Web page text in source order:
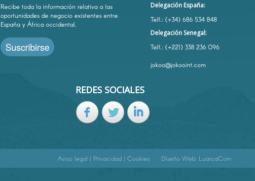
Recibe toda la información relativa a las
oportunidades de negocio existentes entre
España y África occidental.
Suscribirse
Delegación España:
Telf.: (+34) 686 534 848
Delegación Senegal:
Telf.: (+221) 338 236 096
jokoo@jokooint.com
REDES SOCIALES
Aviso legal | Privacidad | Cookies Diseño Web: LuarcaCom